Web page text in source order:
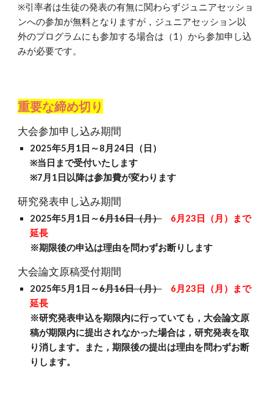
※引率者は生徒の発表の有無に関わらずジュニアセッショ
ンへの参加が無料となりますが，ジュニアセッション以
外のプログラムにも参加する場合は（1）から参加申し込
みが必要です。
重要な締め切り
大会参加申し込み期間
2025年5 月1日～8 月 24 日（ 日 ）
※当日まで受付いたします
※7月1日以降は参加費が変わります
研究発表申し込み期間
2025年5 月1日～6月16日（月） 6月23日（月）
まで
延長
※期限後の申込は理由を問わずお断りします
大会論文原稿受付期間
2025年5月1日～6月16日（月）
6月23日（月）まで
延長
※研究発表申込を期限内に行っていても，大会論文原
稿が期限内に提出されなかった場合は ，研究発表を取
り消します。また ，期限後の提出は理由を問わずお断
りします。